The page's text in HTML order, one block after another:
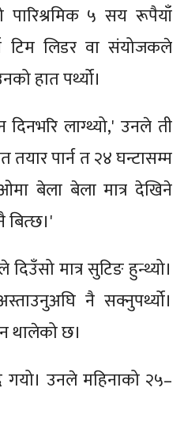
५ सय रूपैयाँ
टिम लिडर वा संयोजकले
हात पर्थ्यो।
लाग्थ्यो,' उनले ती
पार्न त २४ घन्टासम्म
बेला बेला मात्र देखिने
बित्छ।'
मात्र सुटिङ हुन्थ्यो।
नै सक्नुपर्थ्यो।
थालेको छ।
उनले महिनाको २५–